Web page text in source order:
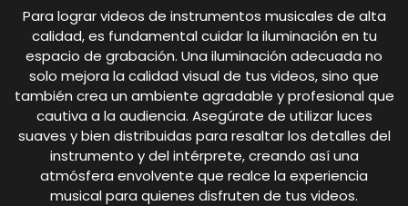
Para lograr videos de instrumentos musicales de alta
calidad, es fundamental cuidar la iluminación en tu
espacio de grabación. Una iluminación adecuada no
solo mejora la calidad visual de tus videos, sino que
también crea un ambiente agradable y profesional que
cautiva a la audiencia. Asegúrate de utilizar luces
suaves y bien distribuidas para resaltar los detalles del
instrumento y del intérprete, creando así una
atmósfera envolvente que realce la experiencia
musical para quienes disfruten de tus videos.